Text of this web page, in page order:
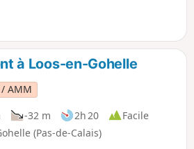
à Loos-en-Gohelle
AMM
-32 m 2h 20
Facile
(Pas-de-Calais)